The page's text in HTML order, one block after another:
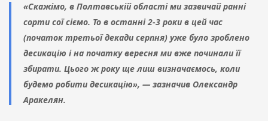
«Скажімо, в Полтавській області ми зазвичай ранні
сорти сої сіємо. То в останні 2-3 роки в цей час
(початок третьої декади серпня) уже було зроблено
десикацію і на початку вересня ми вже починали її
збирати. Цього ж року ще лиш визначаємось, коли
будемо робити десикацію», — зазначив Олександр
Аракелян.